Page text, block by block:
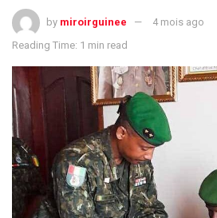
by miroirguinee
4 mois ago
Reading Time: 1 min read